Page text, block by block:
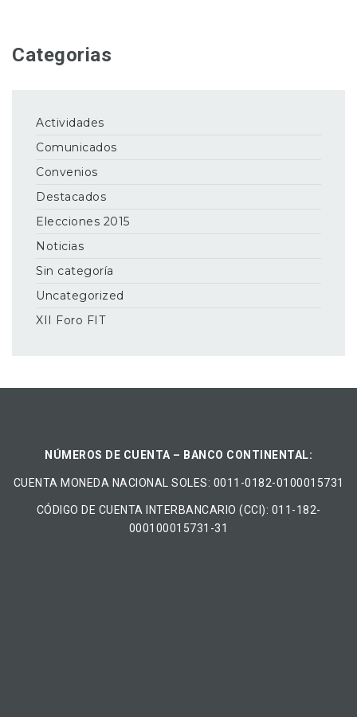
Categorias
Actividades
Comunicados
Convenios
Destacados
Elecciones 2015
Noticias
Sin categoría
Uncategorized
XII Foro FIT
NÚMEROS DE CUENTA – BANCO CONTINENTAL:
CUENTA MONEDA NACIONAL​ ​SOLES​: 0011-0182-0100015731
CÓDIGO DE CUENTA INTERBANCARIO (CCI): 011-182-
000100015731-31